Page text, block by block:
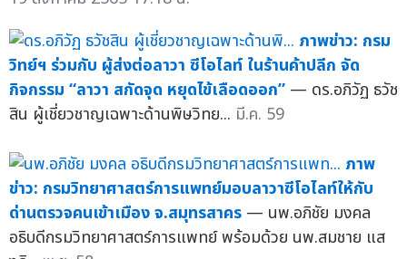
ภาพข่าว: กรม
วิทย์ฯ ร่วมกับ ผู้ส่งต่อลาวา ซีโอไลท์ ในร้านค้าปลีก จัด
กิจกรรม “ลาวา สกัดจุด หยุดไข้เลือดออก” — ดร.อภิวัฏ ธวัช
สิน ผู้เชี่ยวชาญเฉพาะด้านพิษวิทย... มี.ค. 59
ภาพ
ข่าว: กรมวิทยาศาสตร์การแพทย์มอบลาวาซีโอไลท์ให้กับ
ด่านตรวจคนเข้าเมือง จ.สมุทรสาคร — นพ.อภิชัย มงคล
อธิบดีกรมวิทยาศาสตร์การแพทย์ พร้อมด้วย นพ.สมชาย แส